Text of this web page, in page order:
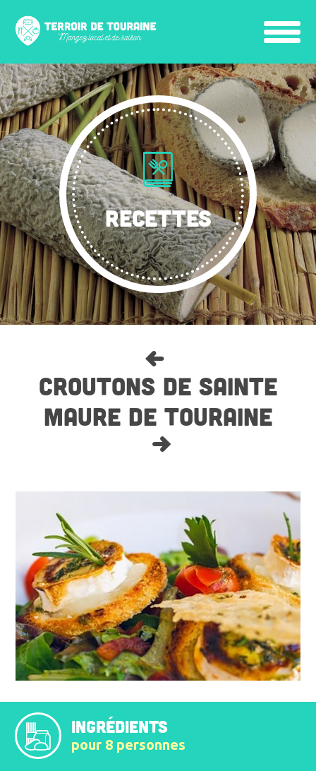
RECETTES
CROUTONS DE SAINTE
MAURE DE TOURAINE
INGRÉDIENTS
pour 8 personnes